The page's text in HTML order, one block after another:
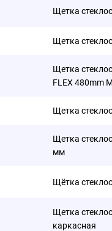
Щетка
Щетка
Щетка
FLEX 480mm
Щетка
Щетка
мм
Щётка
Щетка
каркасная